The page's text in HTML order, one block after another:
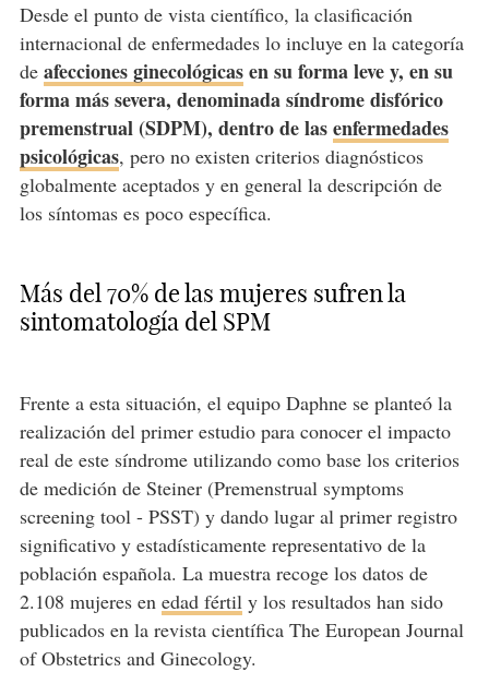
Desde el punto de vista científico, la clasificación
internacional de enfermedades lo incluye en la categoría
de afecciones ginecológicasen su forma leve y, en su
forma más severa, denominada síndrome disfórico
premenstrual (SDPM), dentro de lasenfermedades
psicológicas, pero no existen criterios diagnósticos
globalmente aceptados y en general la descripción de
los síntomas es poco específica.
Más del 70% de las mujeres sufren la
sintomatología del SPM
Frente a esta situación, el equipo Daphne se planteó la
realización del primer estudio para conocer el impacto
real de este síndrome utilizando como base los criterios
de medición de Steiner (Premenstrual symptoms
screening tool - PSST) y dando lugar al primer registro
significativo y estadísticamente representativo de la
población española. La muestra recoge los datos de
2.108 mujeres en edad fértily los resultados han sido
publicados en la revista científica The European Journal
of Obstetrics and Ginecology.